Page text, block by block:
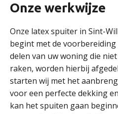
Onze werkwijze
Onze latex spuiter in Sint-
begint met de
delen van uw woning die
raken, worden hierbij
starten wij met het
voor een perfecte dekking
kan het spuiten gaan